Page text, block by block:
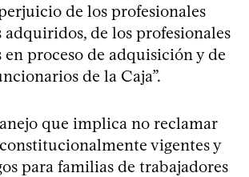
de los profesionales
adquiridos, de los profesionales
en proceso de adquisición y de
de la Caja”.
que implica no reclamar
vigentes y
para familias de trabajadores